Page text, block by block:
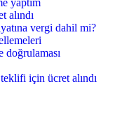
alındı
vergi dahil mi?
doğrulaması
için ücret alındı